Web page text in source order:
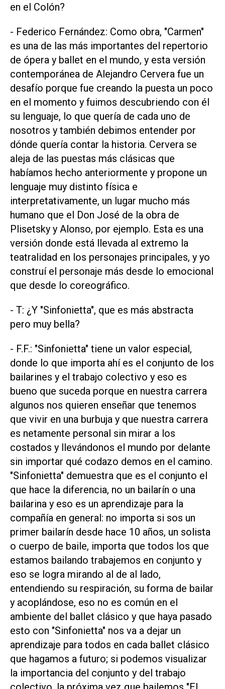
en el Colón?
- Federico Fernández: Como obra, "Carmen"
es una de las más importantes del repertorio
de ópera y ballet en el mundo, y esta versión
contemporánea de Alejandro Cervera fue un
desafío porque fue creando la puesta un poco
en el momento y fuimos descubriendo con él
su lenguaje, lo que quería de cada uno de
nosotros y también debimos entender por
dónde quería contar la historia. Cervera se
aleja de las puestas más clásicas que
habíamos hecho anteriormente y propone un
lenguaje muy distinto física e
interpretativamente, un lugar mucho más
humano que el Don José de la obra de
Plisetsky y Alonso, por ejemplo. Esta es una
versión donde está llevada al extremo la
teatralidad en los personajes principales, y yo
construí el personaje más desde lo emocional
que desde lo coreográfico.
- T: ¿Y "Sinfonietta", que es más abstracta
pero muy bella?
- F.F.: "Sinfonietta" tiene un valor especial,
donde lo que importa ahí es el conjunto de los
bailarines y el trabajo colectivo y eso es
bueno que suceda porque en nuestra carrera
algunos nos quieren enseñar que tenemos
que vivir en una burbuja y que nuestra carrera
es netamente personal sin mirar a los
costados y llevándonos el mundo por delante
sin importar qué codazo demos en el camino.
"Sinfonietta" demuestra que es el conjunto el
que hace la diferencia, no un bailarín o una
bailarina y eso es un aprendizaje para la
compañía en general: no importa si sos un
primer bailarín desde hace 10 años, un solista
o cuerpo de baile, importa que todos los que
estamos bailando trabajemos en conjunto y
eso se logra mirando al de al lado,
entendiendo su respiración, su forma de bailar
y acoplándose, eso no es común en el
ambiente del ballet clásico y que haya pasado
esto con "Sinfonietta" nos va a dejar un
aprendizaje para todos en cada ballet clásico
que hagamos a futuro; si podemos visualizar
la importancia del conjunto y del trabajo